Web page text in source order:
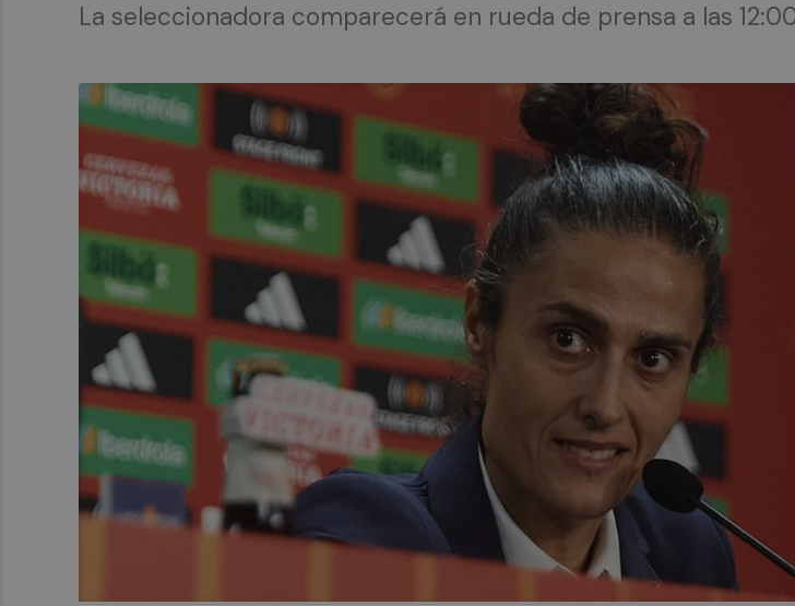
La seleccionadora comparecerá en rueda de prensa a las